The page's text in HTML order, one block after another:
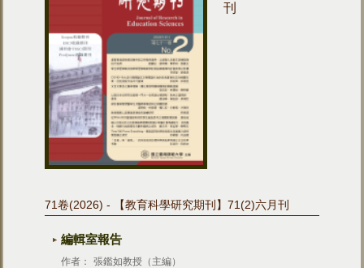
刊
71卷(2026) - 【教育科學研究期刊】71(2)六月刊
編輯室報告
作者： 張鑑如教授（主編）